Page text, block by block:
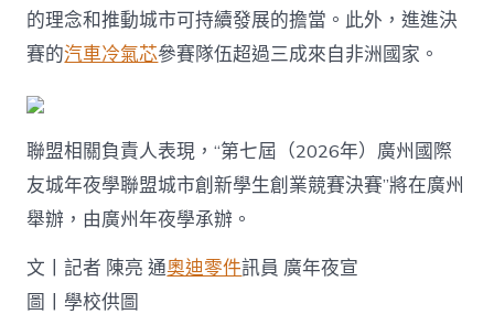
的理念和推動城市可持續發展的擔當。此外，進進決
賽的汽車冷氣芯參賽隊伍超過三成來自非洲國家。
聯盟相關負責人表現，“第七屆（2026年）廣州國際
友城年夜學聯盟城市創新學生創業競賽決賽”將在廣州
舉辦，由廣州年夜學承辦。
文丨記者 陳亮 通奧迪零件訊員 廣年夜宣
圖丨學校供圖